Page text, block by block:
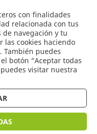
con finalidades
relacionada con tus
navegación y tu
las cookies haciendo
También puedes
botón “Aceptar todas
visitar nuestra
0
por precio